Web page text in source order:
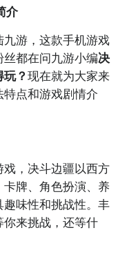
介
游，这款手机游戏
都在问九游小编决
？现在就为大家来
点和游戏剧情介
，决斗边疆以西方
牌、角色扮演、养
味性和挑战性。丰
来挑战，还等什